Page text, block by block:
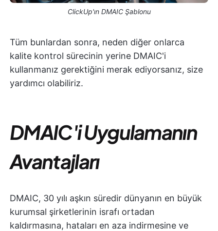
ClickUp'ın DMAIC Şablonu
Tüm bunlardan sonra, neden diğer onlarca
kalite kontrol sürecinin yerine DMAIC'i
kullanmanız gerektiğini merak ediyorsanız, size
yardımcı olabiliriz.
DMAIC'i Uygulamanın
Avantajları
DMAIC, 30 yılı aşkın süredir dünyanın en büyük
kurumsal şirketlerinin israfı ortadan
kaldırmasına, hataları en aza indirmesine ve